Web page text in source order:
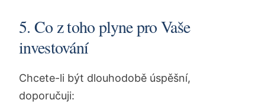
5. Co z toho plyne pro Vaše
investování
Chcete-li být dlouhodobě úspěšní,
doporučuji: